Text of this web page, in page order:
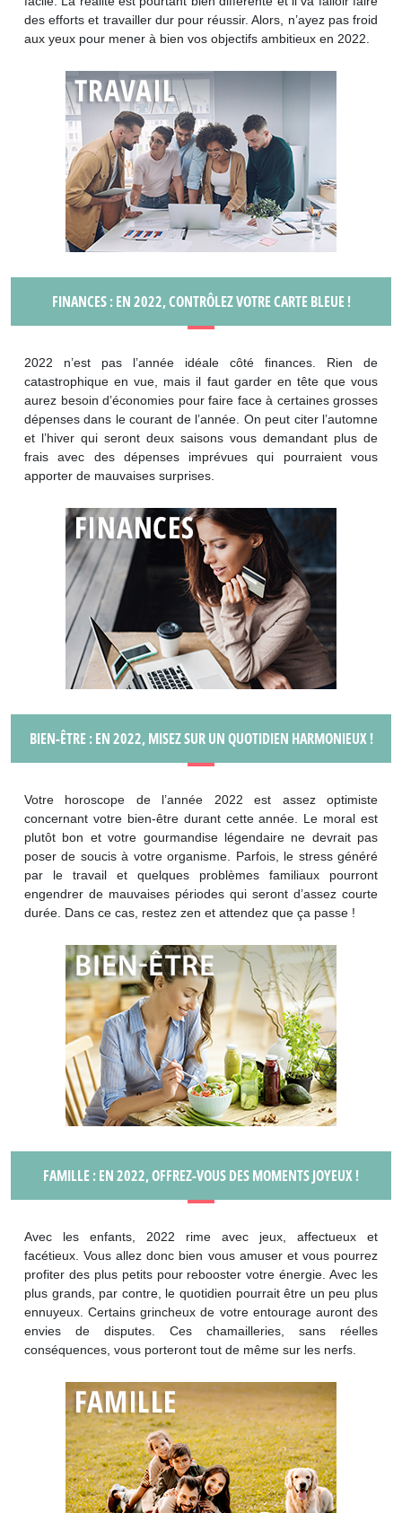
des efforts et travailler dur pour réussir. Alors, n’ayez pas froid
aux yeux pour mener à bien vos objectifs ambitieux en 2022.
FINANCES : EN 2022, CONTRÔLEZ VOTRE CARTE BLEUE !
2022 n’est pas l’année idéale côté finances. Rien de
catastrophique en vue, mais il faut garder en tête que vous
aurez besoin d’économies pour faire face à certaines grosses
dépenses dans le courant de l’année. On peut citer l’automne
et l’hiver qui seront deux saisons vous demandant plus de
frais avec des dépenses imprévues qui pourraient vous
apporter de mauvaises surprises.
BIEN-ÊTRE : EN 2022, MISEZ SUR UN QUOTIDIEN HARMONIEUX !
Votre horoscope de l’année 2022 est assez optimiste
concernant votre bien-être durant cette année. Le moral est
plutôt bon et votre gourmandise légendaire ne devrait pas
poser de soucis à votre organisme. Parfois, le stress généré
par le travail et quelques problèmes familiaux pourront
engendrer de mauvaises périodes qui seront d’assez courte
durée. Dans ce cas, restez zen et attendez que ça passe !
FAMILLE : EN 2022, OFFREZ-VOUS DES MOMENTS JOYEUX !
Avec les enfants, 2022 rime avec jeux, affectueux et
facétieux. Vous allez donc bien vous amuser et vous pourrez
profiter des plus petits pour rebooster votre énergie. Avec les
plus grands, par contre, le quotidien pourrait être un peu plus
ennuyeux. Certains grincheux de votre entourage auront des
envies de disputes. Ces chamailleries, sans réelles
conséquences, vous porteront tout de même sur les nerfs.